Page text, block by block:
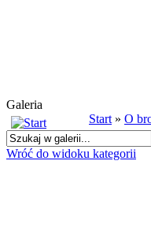
Galeria
Start » O
Wróć do widoku kategorii